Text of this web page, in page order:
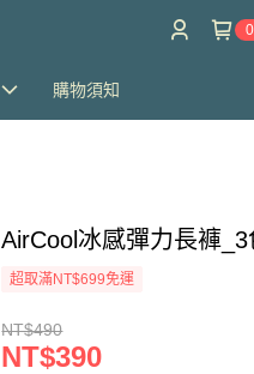
0
購物須知
AirCool冰感彈力長褲
超取滿NT$699免運
NT$490
NT$390